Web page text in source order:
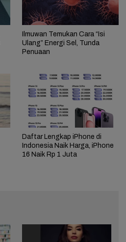
Ilmuwan Temukan Cara “Isi
Ulang” Energi Sel, Tunda
Penuaan
Daftar Lengkap iPhone di
Indonesia Naik Harga, iPhone
16 Naik Rp 1 Juta